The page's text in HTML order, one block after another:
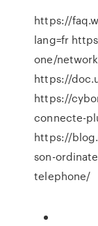
https://
lang=fr
one/
https://
https://
connecte-
https://
son-
telephone/